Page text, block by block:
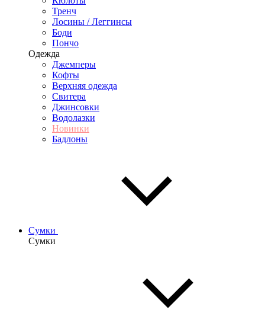
Тренч
Лосины / Леггинсы
Боди
Пончо
Одежда
Джемперы
Кофты
Верхняя одежда
Свитера
Джинсовки
Водолазки
Новинки
Бадлоны
Сумки
Сумки